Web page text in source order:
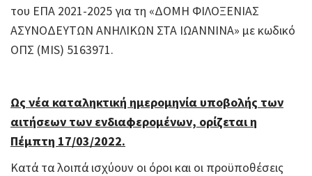
του ΕΠΑ 2021-2025 για τη «ΔΟΜΗ ΦΙΛΟΞΕΝΙΑΣ
ΑΣΥΝΟΔΕΥΤΩΝ ΑΝΗΛΙΚΩΝ ΣΤΑ ΙΩΑΝΝΙΝΑ» με κωδικό
ΟΠΣ (MIS) 5163971.
Ως νέα καταληκτική ημερομηνία υποβολής των
αιτήσεων των ενδιαφερομένων, ορίζεται η
Πέμπτη 17/03/2022.
Κατά τα λοιπά ισχύουν οι όροι και οι προϋποθέσεις